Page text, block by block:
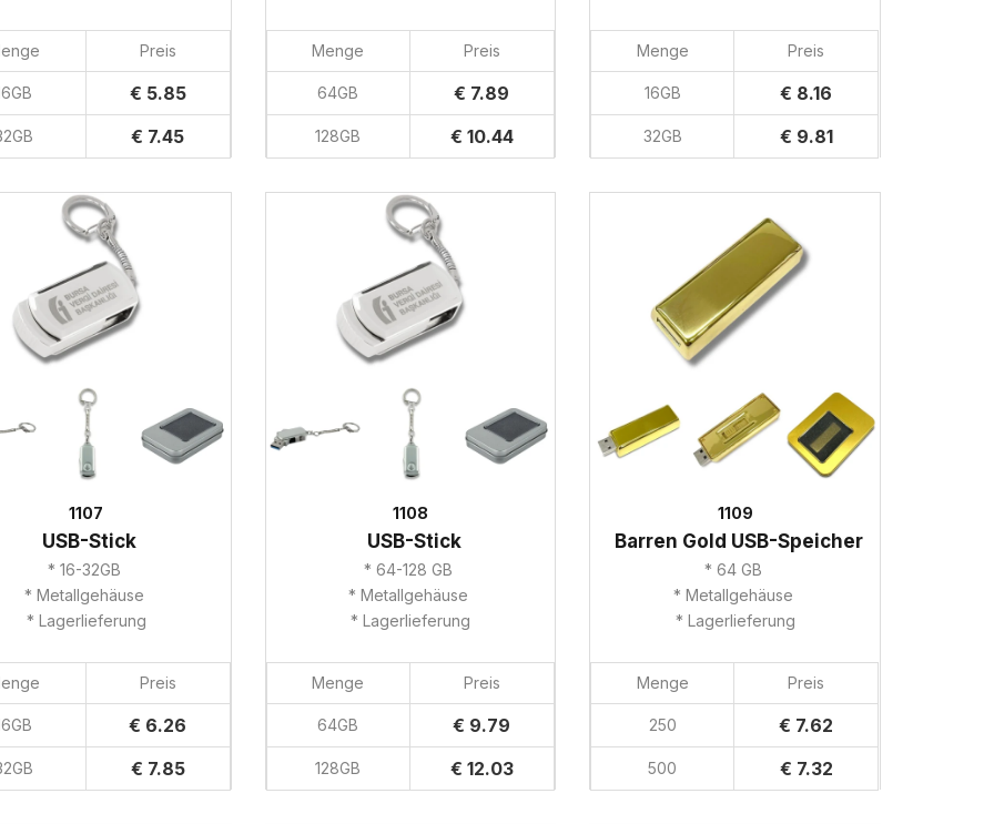
Preis
€ 5.85
€ 7.45
Menge Preis
64GB € 7.89
128GB € 10.44
Menge Preis
16GB € 8.16
32GB € 9.81
1107
USB-Stick
* 16-32GB
* Metallgehäuse
* Lagerlieferung
Preis
€ 6.26
€ 7.85
1108
USB-Stick
* 64-128 GB
* Metallgehäuse
* Lagerlieferung
Menge Preis
64GB € 9.79
128GB € 12.03
1109
Barren Gold USB-Speicher
* 64 GB
* Metallgehäuse
* Lagerlieferung
Menge Preis
250 € 7.62
500 € 7.32